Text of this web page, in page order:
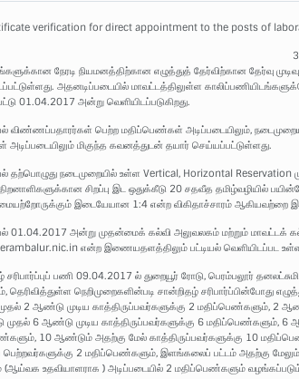
verification for direct appointment to the posts of
நேரடி நியமனத்திற்கான எழுத்துத் தேர்விற்கான தேர்வு
அதனடிப்படையில் மாவட்டத்திலுள்ள
01.04.2017 அன்று வெளியிடப்படுகிறது.
விண்ணப்பதாரர்கள் பெற்ற மதிப்பெண்கள் அடிப்படையிலும்,
அடிப்படையிலும் மிகுந்த கவனத்துடன் தயார் செய்யப்பட்டுள்ளது.
தற்பொழுது நடைமுறையில் உள்ள Vertical, Horizontal
சிறப்பு இட ஒதுக்கீடு 20 சதவீத தமிழ்வழியில்
இடையேயான 1:4 என்ற விகிதாச்சாரம் ஆகியவற்றை
01.04.2017 அன்று முதன்மைக் கல்வி அலுவலகம் மற்றும் மாவட்டக்
என்ற இணையதளத்திலும் பட்டியல் வெளியிடப்பட
சரிபார்ப்புப் பணி 09.04.2017 ல் துறையூர் ரோடு, பெரம்பலூர்
தெரிவித்துள்ள நெறிமுறைகளின்படி சான்றிதழ் சரிபார்ப்பின்போது
2 ஆண்டு முடிய காத்திருப்பவர்களுக்கு 2 மதிப்பெண்களும், 2
6 ஆண்டு முடிய காத்திருப்பவர்களுக்கு 6 மதிப்பெண்களும், 6
10 ஆண்டும் அதற்கு மேல் காத்திருப்பவர்களுக்கு 10
பெற்றவர்களுக்கு 2 மதிப்பெண்களும், இளங்கலைப் பட்டம் அதற்கு
(ஆய்வக உதவியாளராக ) அடிப்படையில் 2 மதிப்பெண்களும்